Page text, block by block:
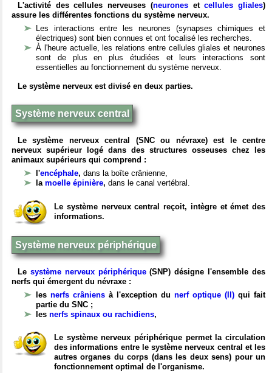
L'activité des cellules nerveuses (neuronesetcellules gliales)
assure les différentes fonctions du système nerveux.
Les interactions entre les neurones (synapses chimiques et
électriques) sont bien connues et ont focalisé les recherches.
À l'heure actuelle, les relations entre cellules gliales et neurones
sont de plus en plus étudiées et leurs interactions sont
essentielles au fonctionnement du système nerveux.
Le système nerveux est divisé en deux parties.
Système nerveux central
Le système nerveux central (SNC ou névraxe) est le centre
nerveux supérieur logé dans des structures osseuses chez les
animaux supérieurs qui comprend :
l'encéphale, dans la boîte crânienne,
la moelle épinière, dans le canal vertébral.
Le système nerveux central reçoit, intègre et émet des
informations.
Système nerveux périphérique
Le système nerveux périphérique(SNP) désigne l'ensemble des
nerfs qui émergent du névraxe :
les nerfs crâniens à l'exception du nerf optique (II) qui fait
partie du SNC ;
les nerfs spinaux ou rachidiens,
Le système nerveux périphérique permet la circulation
des informations entre le système nerveux central et les
autres organes du corps (dans les deux sens) pour un
fonctionnement optimal de l'organisme.